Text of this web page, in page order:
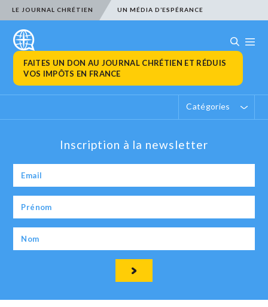
LE JOURNAL CHRÉTIEN UN MÉDIA D’ESPÉRANCE
FAITES UN DON AU JOURNAL CHRÉTIEN ET RÉDUIS
VOS IMPÔTS EN FRANCE
Catégories
Inscription à la newsletter